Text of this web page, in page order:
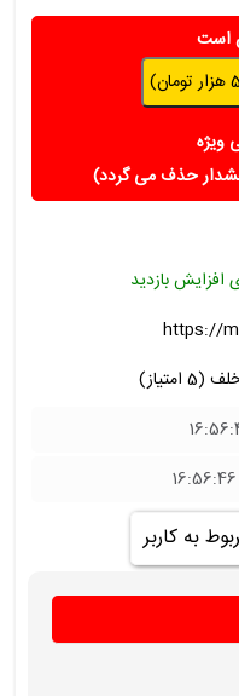
است
ویژه
حذف می گردد)
بازدید
https://
به کاربر